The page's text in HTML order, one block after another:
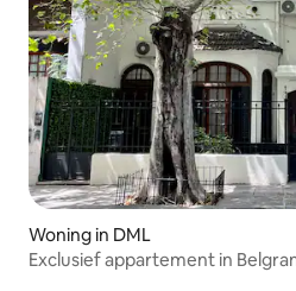
Woning in DML
Exclusief appartement in